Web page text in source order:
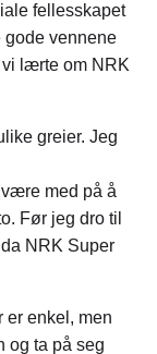
fellesskapet
gode vennene
vi lærte om NRK
greier. Jeg
med på å
Før jeg dro til
NRK Super
er enkel, men
og ta på seg